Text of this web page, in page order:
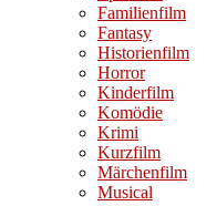
Familienfilm
Fantasy
Historienfilm
Horror
Kinderfilm
Komödie
Krimi
Kurzfilm
Märchenfilm
Musical